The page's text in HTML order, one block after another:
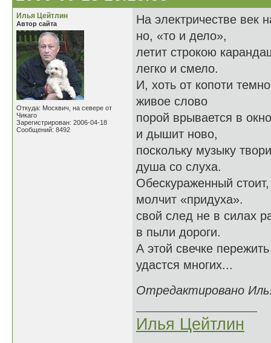
Илья Цейтлин
Автор сайта
Откуда: Москвич, на севере от
Чикаго
Зарегистрирован: 2006-04-18
Сообщений: 8492
На электричестве век
но, «то и дело»,
летит строкою
легко и смело.
И, хоть от копоти
живое слово
порой врывается в окно
и дышит ново,
поскольку музыку
душа со слуха.
Обескураженный стоит,
молчит «придуха».
свой след не в силах
в пыли дороги.
А этой свечке пережить
удастся многих...
Отредактировано
Илья Цейтлин